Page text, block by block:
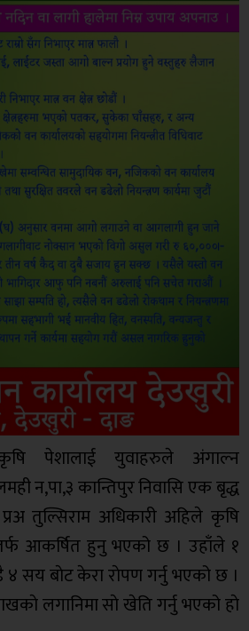
पेशालाई युवाहरुले अंगाल्न
न,पा,३ कान्तिपुर निवासि एक बृद्ध
तुल्सिराम अधिकारी अहिले कृषि
आकर्षित हुनु भएको छ । उहाँले १
४ सय बाेट केरा राेपण गर्नु भएको छ ।
लगानिमा साे खेति गर्नु भएको हाे